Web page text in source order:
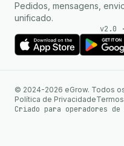
Pedidos, mensagens,
unificado.
v2.0 ·
© 2024-2026 eGrow. Todos
Política de Privacidade
Criado para operadores de